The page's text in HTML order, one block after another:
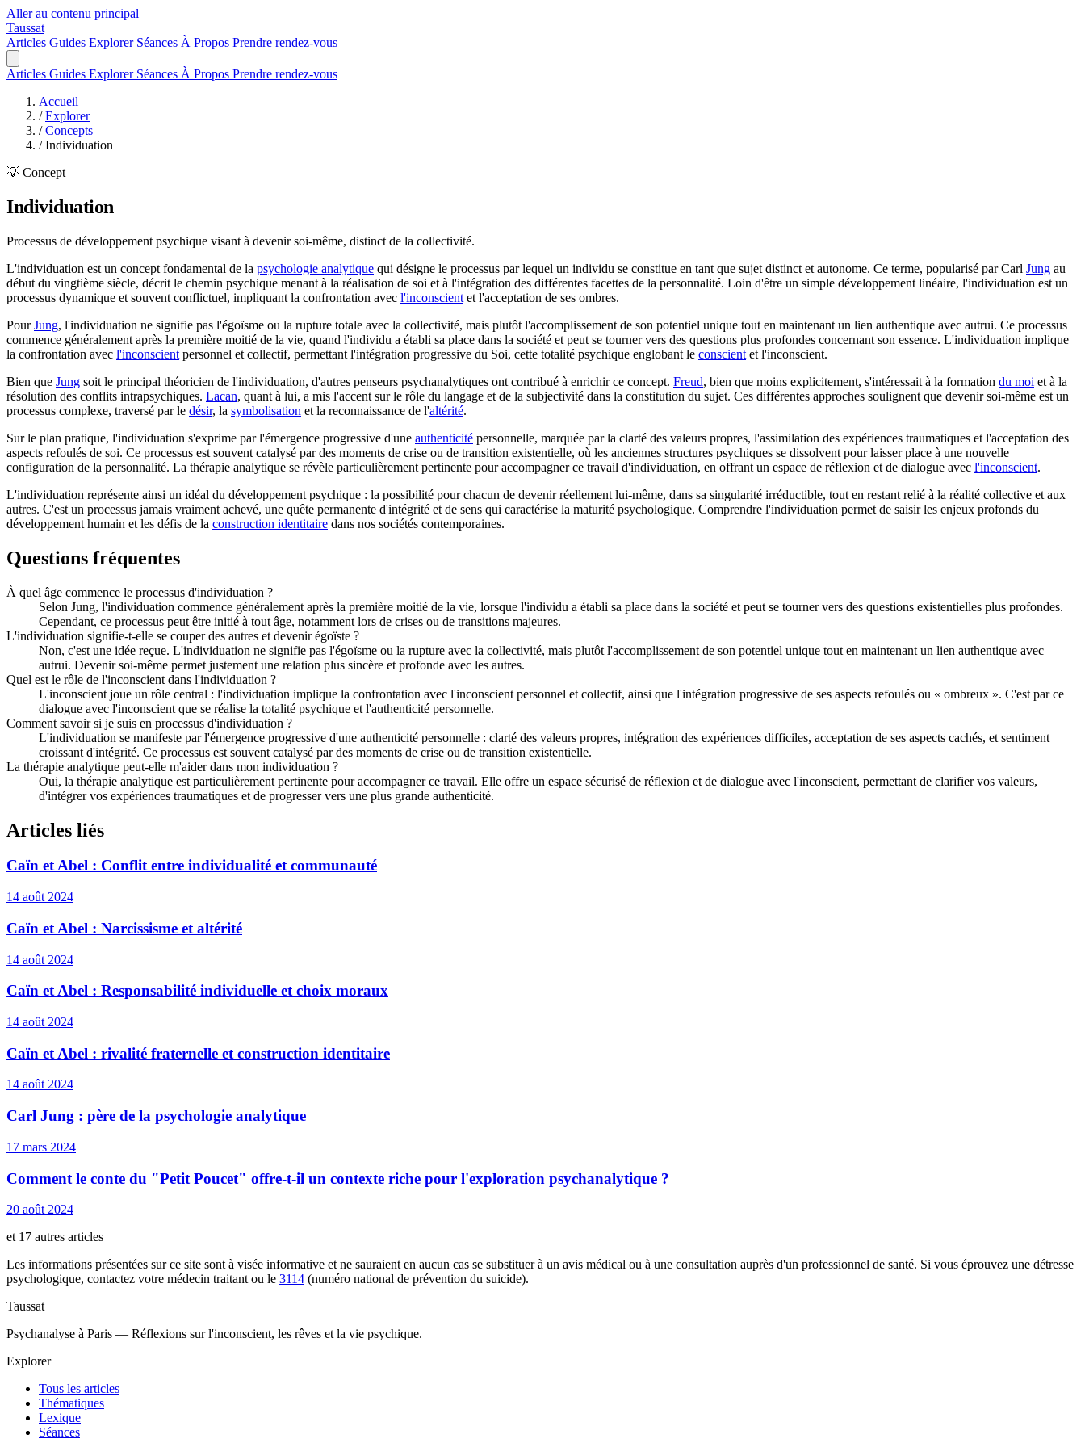
Aller au contenu principal
Taussat
Articles Guides Explorer Séances À Propos Prendre rendez-vous
Articles Guides Explorer Séances À Propos Prendre rendez-vous
Accueil
/ Explorer
/ Concepts
/ Individuation
💡 Concept
Individuation
Processus de développement psychique visant à devenir soi-même, distinct de la collectivité.
L'individuation est un concept fondamental de la psychologie analytique qui désigne le processus par lequel un individu se constitue en tant que sujet distinct et autonome. Ce terme, popularisé par Carl Jung au
début du vingtième siècle, décrit le chemin psychique menant à la réalisation de soi et à l'intégration des différentes facettes de la personnalité. Loin d'être un simple développement linéaire, l'individuation est un
processus dynamique et souvent conflictuel, impliquant la confrontation avec l'inconscient et l'acceptation de ses ombres.
PourJung, l'individuation ne signifie pas l'égoïsme ou la rupture totale avec la collectivité, mais plutôt l'accomplissement de son potentiel unique tout en maintenant un lien authentique avec autrui. Ce processus
commence généralement après la première moitié de la vie, quand l'individu a établi sa place dans la société et peut se tourner vers des questions plus profondes concernant son essence. L'individuation implique
la confrontation avec l'inconscient personnel et collectif, permettant l'intégration progressive du Soi, cette totalité psychique englobant le conscient et l'inconscient.
Bien que Jung soit le principal théoricien de l'individuation, d'autres penseurs psychanalytiques ont contribué à enrichir ce concept. Freud, bien que moins explicitement, s'intéressait à la formation du moi et à la
résolution des conflits intrapsychiques. Lacan, quant à lui, a mis l'accent sur le rôle du langage et de la subjectivité dans la constitution du sujet. Ces différentes approches soulignent que devenir soi-même est un
processus complexe, traversé par le désir, la symbolisation et la reconnaissance de l'altérité.
Sur le plan pratique, l'individuation s'exprime par l'émergence progressive d'une authenticité personnelle, marquée par la clarté des valeurs propres, l'assimilation des expériences traumatiques et l'acceptation des
aspects refoulés de soi. Ce processus est souvent catalysé par des moments de crise ou de transition existentielle, où les anciennes structures psychiques se dissolvent pour laisser place à une nouvelle
configuration de la personnalité. La thérapie analytique se révèle particulièrement pertinente pour accompagner ce travail d'individuation, en offrant un espace de réflexion et de dialogue avec l'inconscient.
L'individuation représente ainsi un idéal du développement psychique : la possibilité pour chacun de devenir réellement lui-même, dans sa singularité irréductible, tout en restant relié à la réalité collective et aux
autres. C'est un processus jamais vraiment achevé, une quête permanente d'intégrité et de sens qui caractérise la maturité psychologique. Comprendre l'individuation permet de saisir les enjeux profonds du
développement humain et les défis de la construction identitaire dans nos sociétés contemporaines.
Questions fréquentes
À quel âge commence le processus d'individuation ?
Selon Jung, l'individuation commence généralement après la première moitié de la vie, lorsque l'individu a établi sa place dans la société et peut se tourner vers des questions existentielles plus profondes.
Cependant, ce processus peut être initié à tout âge, notamment lors de crises ou de transitions majeures.
L'individuation signifie-t-elle se couper des autres et devenir égoïste ?
Non, c'est une idée reçue. L'individuation ne signifie pas l'égoïsme ou la rupture avec la collectivité, mais plutôt l'accomplissement de son potentiel unique tout en maintenant un lien authentique avec
autrui. Devenir soi-même permet justement une relation plus sincère et profonde avec les autres.
Quel est le rôle de l'inconscient dans l'individuation ?
L'inconscient joue un rôle central : l'individuation implique la confrontation avec l'inconscient personnel et collectif, ainsi que l'intégration progressive de ses aspects refoulés ou « ombreux ». C'est par ce
dialogue avec l'inconscient que se réalise la totalité psychique et l'authenticité personnelle.
Comment savoir si je suis en processus d'individuation ?
L'individuation se manifeste par l'émergence progressive d'une authenticité personnelle : clarté des valeurs propres, intégration des expériences difficiles, acceptation de ses aspects cachés, et sentiment
croissant d'intégrité. Ce processus est souvent catalysé par des moments de crise ou de transition existentielle.
La thérapie analytique peut-elle m'aider dans mon individuation ?
Oui, la thérapie analytique est particulièrement pertinente pour accompagner ce travail. Elle offre un espace sécurisé de réflexion et de dialogue avec l'inconscient, permettant de clarifier vos valeurs,
d'intégrer vos expériences traumatiques et de progresser vers une plus grande authenticité.
Articles liés
Caïn et Abel : Conflit entre individualité et communauté
14 août 2024
Caïn et Abel : Narcissisme et altérité
14 août 2024
Caïn et Abel : Responsabilité individuelle et choix moraux
14 août 2024
Caïn et Abel : rivalité fraternelle et construction identitaire
14 août 2024
Carl Jung : père de la psychologie analytique
17 mars 2024
Comment le conte du "Petit Poucet" offre-t-il un contexte riche pour l'exploration psychanalytique ?
20 août 2024
et 17 autres articles
Les informations présentées sur ce site sont à visée informative et ne sauraient en aucun cas se substituer à un avis médical ou à une consultation auprès d'un professionnel de santé. Si vous éprouvez une détresse
psychologique, contactez votre médecin traitant ou le 3114 (numéro national de prévention du suicide).
Taussat
Psychanalyse à Paris — Réflexions sur l'inconscient, les rêves et la vie psychique.
Explorer
Tous les articles
Thématiques
Lexique
Séances